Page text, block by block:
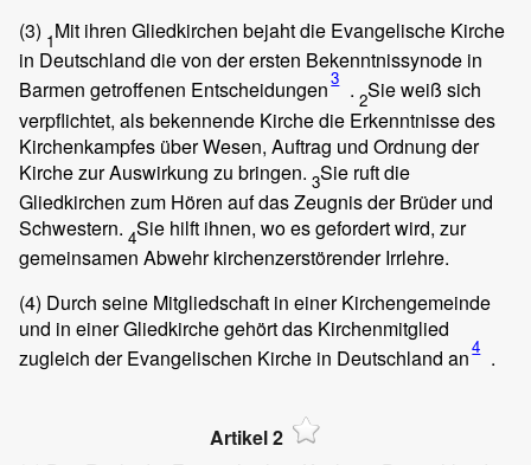
(3) 1Mit ihren Gliedkirchen bejaht die Evangelische Kirche
in Deutschland die von der ersten Bekenntnissynode in
Barmen getroffenen Entscheidungen3 . 2Sie weiß sich
verpflichtet, als bekennende Kirche die Erkenntnisse des
Kirchenkampfes über Wesen, Auftrag und Ordnung der
Kirche zur Auswirkung zu bringen. 3Sie ruft die
Gliedkirchen zum Hören auf das Zeugnis der Brüder und
Schwestern. 4Sie hilft ihnen, wo es gefordert wird, zur
gemeinsamen Abwehr kirchenzerstörender Irrlehre.
(4) Durch seine Mitgliedschaft in einer Kirchengemeinde
und in einer Gliedkirche gehört das Kirchenmitglied
zugleich der Evangelischen Kirche in Deutschland an4 .
Artikel 2